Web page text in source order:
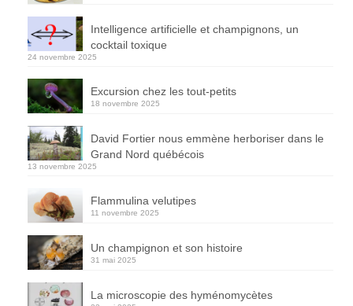
Intelligence artificielle et champignons, un
cocktail toxique
24 novembre 2025
Excursion chez les tout-petits
18 novembre 2025
David Fortier nous emmène herboriser dans le
Grand Nord québécois
13 novembre 2025
Flammulina velutipes
11 novembre 2025
Un champignon et son histoire
31 mai 2025
La microscopie des hyménomycètes